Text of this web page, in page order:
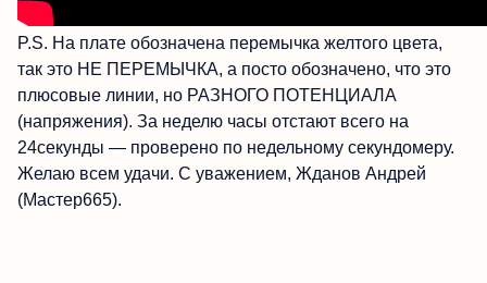
P.S. На плате обозначена перемычка желтого цвета,
так это НЕ ПЕРЕМЫЧКА, а посто обозначено, что это
плюсовые линии, но РАЗНОГО ПОТЕНЦИАЛА
(напряжения). За неделю часы отстают всего на
24секунды — проверено по недельному секундомеру.
Желаю всем удачи. С уважением, Жданов Андрей
(Мастер665).